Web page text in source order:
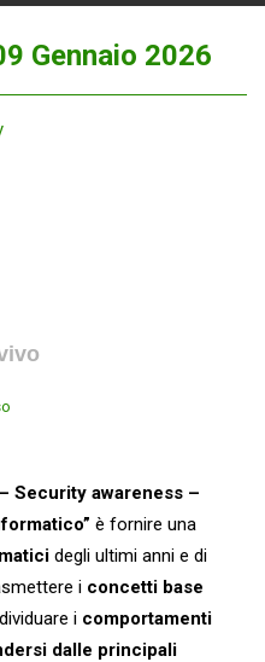
Gennaio 2026
Security awareness –
è fornire una
degli ultimi anni e di
i concetti base
i comportamenti
dalle principali